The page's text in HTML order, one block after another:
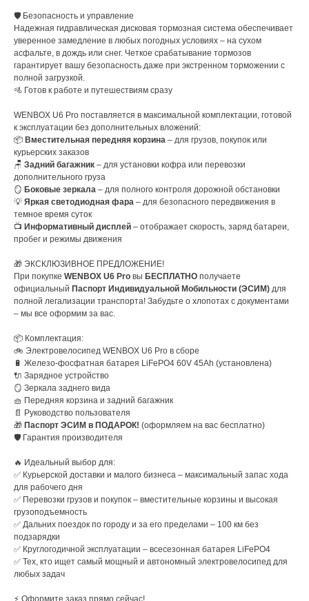
🛡️ Безопасность и управление
Надежная гидравлическая дисковая тормозная система обеспечивает
уверенное замедление в любых погодных условиях – на сухом
асфальте, в дождь или снег. Четкое срабатывание тормозов
гарантирует вашу безопасность даже при экстренном торможении с
полной загрузкой.
🚵 Готов к работе и путешествиям сразу
WENBOX U6 Pro поставляется в максимальной комплектации, готовой
к эксплуатации без дополнительных вложений:
📦 Вместительная передняя корзина – для грузов, покупок или
курьерских заказов
🪑 Задний багажник – для установки кофра или перевозки
дополнительного груза
🪞 Боковые зеркала – для полного контроля дорожной обстановки
💡 Яркая светодиодная фара – для безопасного передвижения в
темное время суток
📺 Информативный дисплей – отображает скорость, заряд батареи,
пробег и режимы движения
🎁 ЭКСКЛЮЗИВНОЕ ПРЕДЛОЖЕНИЕ!
При покупке WENBOX U6 Pro вы БЕСПЛАТНО получаете
официальный Паспорт Индивидуальной Мобильности (ЭСИМ) для
полной легализации транспорта! Забудьте о хлопотах с документами
– мы все оформим за вас.
📦 Комплектация:
🚲 Электровелосипед WENBOX U6 Pro в сборе
🔋 Железо-фосфатная батарея LiFePO4 60V 45Ah (установлена)
🔌 Зарядное устройство
🪞 Зеркала заднего вида
🧺 Передняя корзина и задний багажник
📄 Руководство пользователя
🎁 Паспорт ЭСИМ в ПОДАРОК! (оформляем на вас бесплатно)
🛡️ Гарантия производителя
🔥 Идеальный выбор для:
✅ Курьерской доставки и малого бизнеса – максимальный запас хода
для рабочего дня
✅ Перевозки грузов и покупок – вместительные корзины и высокая
грузоподъемность
✅ Дальних поездок по городу и за его пределами – 100 км без
подзарядки
✅ Круглогодичной эксплуатации – всесезонная батарея LiFePO4
✅ Тех, кто ищет самый мощный и автономный электровелосипед для
любых задач